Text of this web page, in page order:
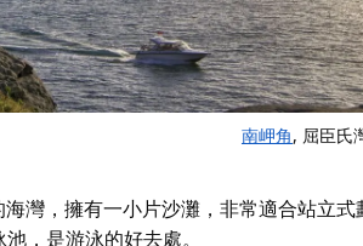
南岬角, 屈臣氏
灣，擁有一小片沙灘，非常適合站立式
，是游泳的好去處。